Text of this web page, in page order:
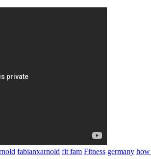
fabianxarnold fit fam Fitness germany how